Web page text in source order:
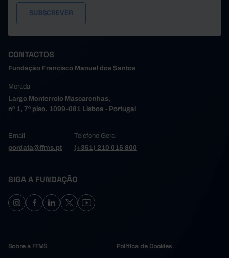
CONTACTOS
Fundação Francisco Manuel dos Santos
Morada
Largo Monterroio Mascarenhas,
nº 1, 7º piso, 1099-081 Lisboa - Portugal
Email
pordata@ffms.pt
Telefone Geral
(+351) 210 015 800
SIGA A FUNDAÇÃO
Sobre a FFMS Política de Cookies